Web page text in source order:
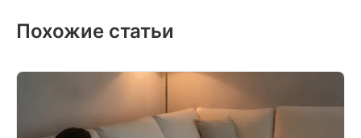
Похожие статьи